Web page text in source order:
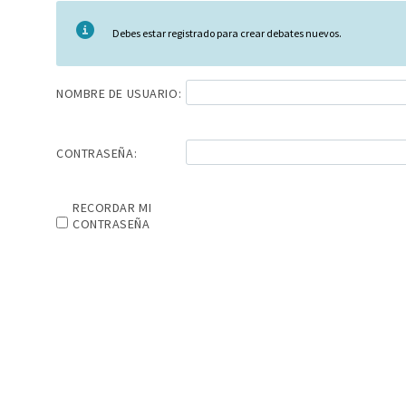
Debes estar registrado para crear debates nuevos.
NOMBRE DE USUARIO:
CONTRASEÑA:
RECORDAR MI
CONTRASEÑA